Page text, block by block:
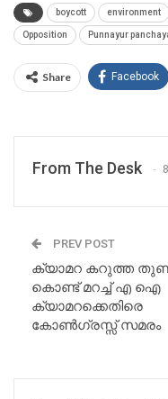
boycott environment
Opposition Punnayur
Share Facebook
From The Desk
PREV POST
ക്യാമറ കറുത്ത
കൊണ്ട് മറച്ച് എ ഐ
ക്യാമറക്കെതിരെ
കോൺഗ്രസ്സ് സമരം